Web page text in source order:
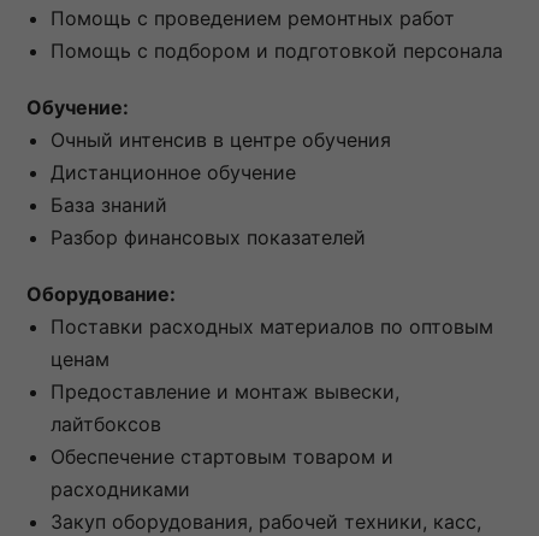
Помощь с проведением ремонтных работ
Помощь с подбором и подготовкой персонала
Обучение:
Очный интенсив в центре обучения
Дистанционное обучение
База знаний
Разбор финансовых показателей
Оборудование:
Поставки расходных материалов по оптовым
ценам
Предоставление и монтаж вывески,
лайтбоксов
Обеспечение стартовым товаром и
расходниками
Закуп оборудования, рабочей техники, касс,